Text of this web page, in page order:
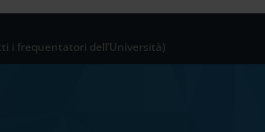
i frequentatori dell’Università)